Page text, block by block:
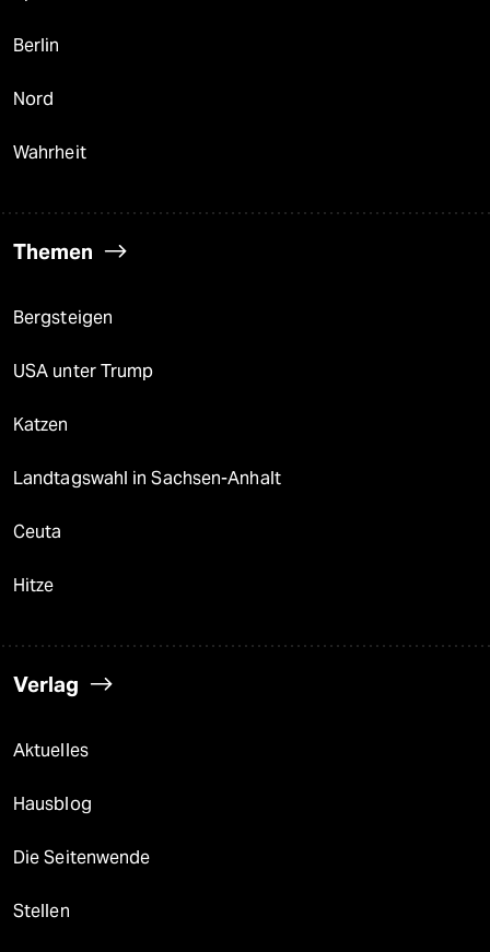
Berlin
Nord
Wahrheit
Themen
Bergsteigen
USA unter Trump
Katzen
Landtagswahl in Sachsen-Anhalt
Ceuta
Hitze
Verlag
Aktuelles
Hausblog
Die Seitenwende
Stellen